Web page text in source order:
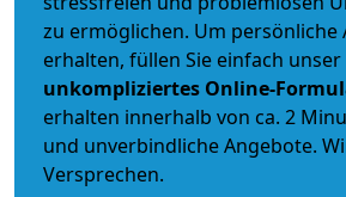
zu ermöglichen. Um persönliche
erhalten, füllen Sie einfach unser
unkompliziertes Online-
erhalten innerhalb von ca. 2
und unverbindliche Angebote.
Versprechen.